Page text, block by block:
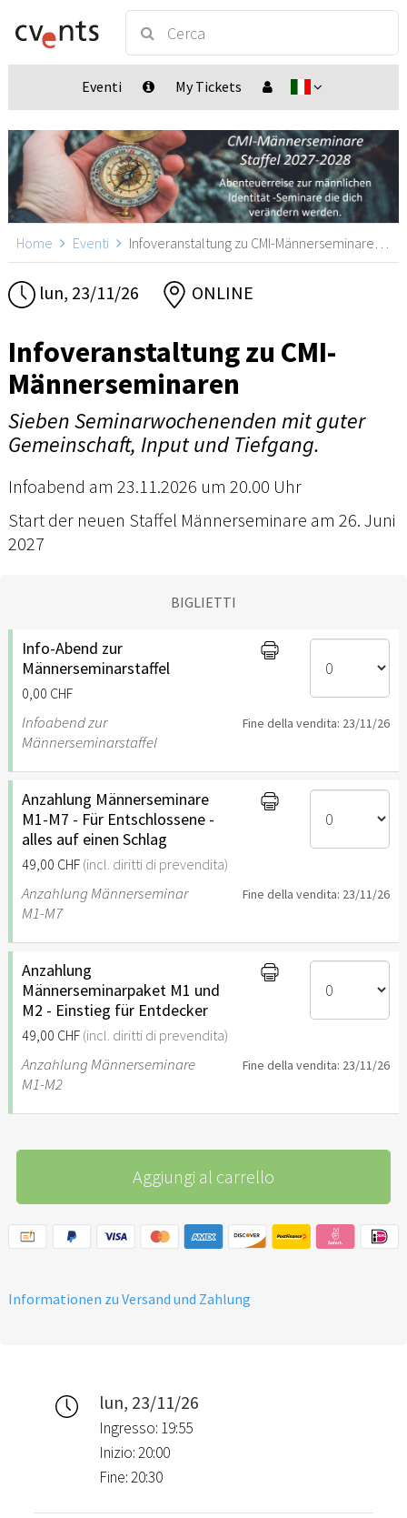
Eventi My Tickets
Home Eventi Infoveranstaltung zu CMI-Männerseminaren, ONLINE
lun, 23/11/26 ONLINE
Infoveranstaltung zu CMI-
Männerseminaren
Sieben Seminarwochenenden mit guter
Gemeinschaft, Input und Tiefgang.
Infoabend am 23.11.2026 um 20.00 Uhr
Start der neuen Staffel Männerseminare am 26. Juni
2027
BIGLIETTI
Info-Abend zur
Männerseminarstaffel
0,00 CHF
Infoabend zur
Männerseminarstaffel
Fine della vendita: 23/11/26
Anzahlung Männerseminare
M1-M7 - Für Entschlossene -
alles auf einen Schlag
49,00 CHF (incl. diritti di prevendita)
Anzahlung Männerseminar
M1-M7
Fine della vendita: 23/11/26
Anzahlung
Männerseminarpaket M1 und
M2 - Einstieg für Entdecker
49,00 CHF (incl. diritti di prevendita)
Anzahlung Männerseminare
M1-M2
Fine della vendita: 23/11/26
Aggiungi al carrello
Informationen zu Versand und Zahlung
lun, 23/11/26
Ingresso: 19:55
Inizio: 20:00
Fine: 20:30